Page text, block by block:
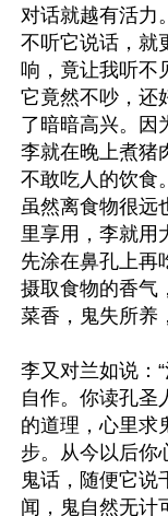
对话就越有活力
不听它说话，就
响，竟让我听不
它竟然不吵，还
了暗暗高兴。因
李就在晚上煮猪
不敢吃人的饮食
虽然离食物很远
里享用，李就用
先涂在鼻孔上再
摄取食物的香气
菜香，鬼失所养
李又对兰如说：
自作。你读孔圣
的道理，心里求
步。从今以后你
鬼话，随便它说
闻，鬼自然无计